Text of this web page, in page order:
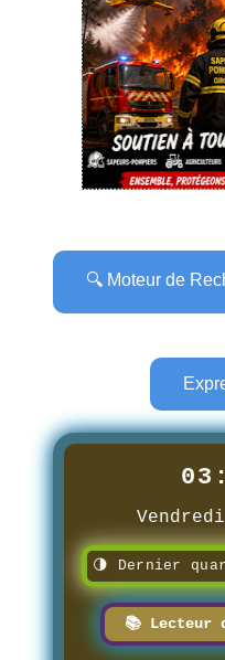
🔍 Moteur de
🌗 Dernier
📚 Lecteur